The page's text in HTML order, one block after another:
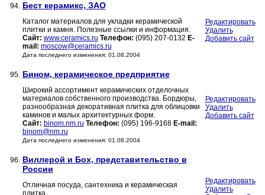
94. Бест керамикс, ЗАО
Каталог материалов для укладки керамической
плитки и камня. Полезные ссылки и информация.
Сайт: www.ceramics.ru Телефон: (095) 207-0132 E-
mail: moscow@ceramics.ru
Дата последнего изменения: 01.08.2004
Редактировать
Удалить
Добавить сайт
95. Бином, керамическое предприятие
Широкий ассортимент керамических отделочных
материалов собственного производства. Бордюры,
разнообразная декоративная плитка для облицовки
каминов и малых архитектурных форм.
Сайт: binom.nm.ru Телефон: (095) 196-9168 E-mail:
binom@nm.ru
Дата последнего изменения: 01.08.2004
Редактировать
Удалить
Добавить сайт
96. Виллерой и Бох, представительство в
России
Отличная посуда, сантехника и керамическая
плитка.
Редактировать
Удалить